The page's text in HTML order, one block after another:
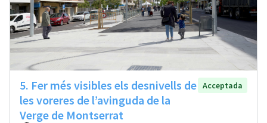
5. Fer més visibles els desnivells de
les voreres de l’avinguda de la
Verge de Montserrat
Acceptada